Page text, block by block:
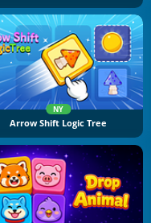
NY
Arrow Shift Logic Tree